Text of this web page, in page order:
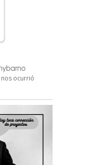
nos ocurrió